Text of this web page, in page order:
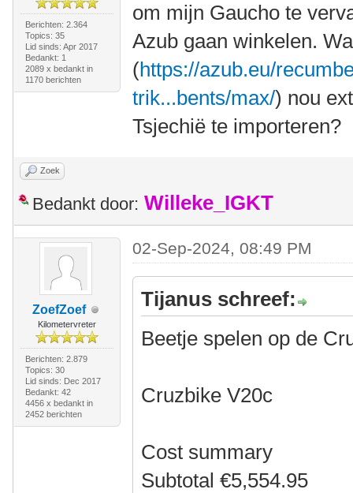
Berichten: 2.364
Topics: 35
Lid sinds: Apr 2017
Bedankt: 1
2089 x bedankt in
1170 berichten
om mijn Gaucho te
Azub gaan winkelen.
(https://azub.eu/
trik...bents/max/) nou
Tsjechië te importeren?
Zoek
Bedankt door: Willeke_IGKT
ZoefZoef
Kilometervreter
Berichten: 2.879
Topics: 30
Lid sinds: Dec 2017
Bedankt: 42
4456 x bedankt in
2452 berichten
02-Sep-2024, 08:49 PM
Tijanus schreef:
Beetje spelen op de
Cruzbike V20c
Cost summary
Subtotal €5,554.95